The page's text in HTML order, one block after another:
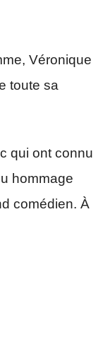
Véronique
toute sa
qui ont connu
hommage
comédien. À